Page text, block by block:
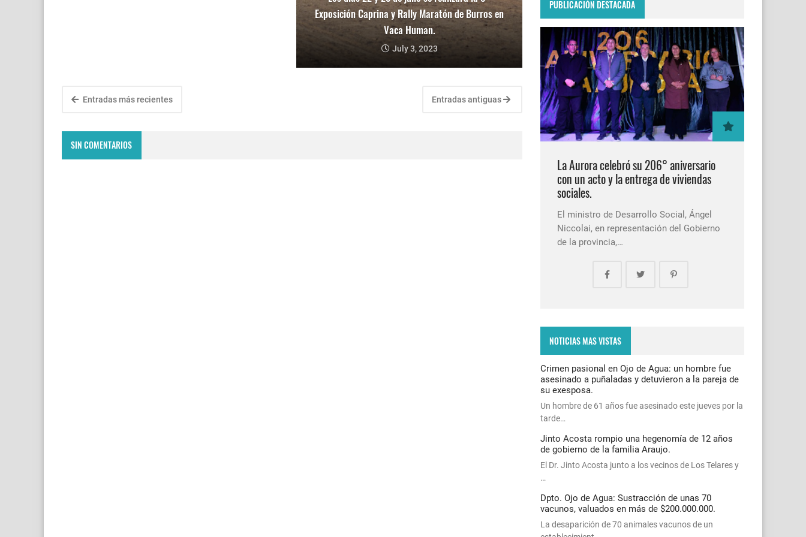
Exposición Caprina y Rally Maratón de Burros en
Vaca Human.
July 3, 2023
Entradas más recientes Entradas antiguas
SIN COMENTARIOS
PUBLICACIÓN DESTACADA
La Aurora celebró su 206° aniversario
con un acto y la entrega de viviendas
sociales.
El ministro de Desarrollo Social, Ángel
Niccolai, en representación del Gobierno
de la provincia,…
NOTICIAS MAS VISTAS
Crimen pasional en Ojo de Agua: un hombre fue
asesinado a puñaladas y detuvieron a la pareja de
su exesposa.
Un hombre de 61 años fue asesinado este jueves por la
tarde…
Jinto Acosta rompio una hegenomía de 12 años
de gobierno de la familia Araujo.
El Dr. Jinto Acosta junto a los vecinos de Los Telares y
…
Dpto. Ojo de Agua: Sustracción de unas 70
vacunos, valuados en más de $200.000.000.
La desaparición de 70 animales vacunos de un